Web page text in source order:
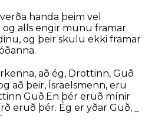
handa þeim vel
alls engir munu framar
og þeir skulu ekki framar
að ég, Drottinn, Guð
að þeir, Ísraelsmenn, eru
Guð.En þér eruð mínir
eruð þér. Ég er yðar Guð, _